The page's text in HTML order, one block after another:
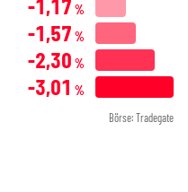
-1,17 %
-1,57 %
-2,30 %
-3,01 %
Börse: Tradegate